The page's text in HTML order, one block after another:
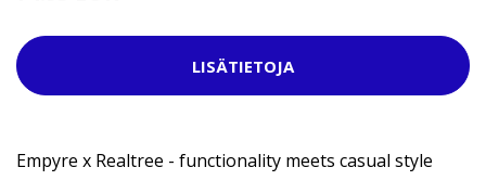
LISÄTIETOJA
Empyre x Realtree - functionality meets casual style